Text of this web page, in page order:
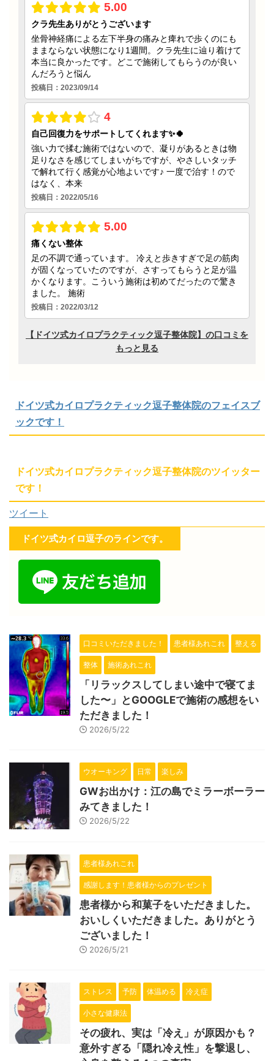
ドイツ式カイロプラクティック逗子整体院のフェイスブ
ックです！
ドイツ式カイロプラクティック逗子整体院のツイッター
です！
ツイート
ドイツ式カイロ逗子のラインです。
口コミいただきました！ 患者様あれこれ 整える
整体 施術あれこれ
「リラックスしてしまい途中で寝てま
した〜」とGOOGLEで施術の感想をい
ただきました！
2026/5/22
ウオーキング 日常 楽しみ
GWお出かけ：江の島でミラーボーラー
みてきました！
2026/5/22
患者様あれこれ
感謝します！患者様からのプレゼント
患者様から和菓子をいただきました。
おいしくいただきました。ありがとう
ございました！
2026/5/21
ストレス 予防 体温める 冷え症
小さな健康法
その疲れ、実は「冷え」が原因かも？
意外すぎる「隠れ冷え性」を撃退し、